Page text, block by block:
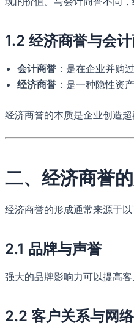
1.2 经济商誉与会
会计商誉 ：是在企业并购
经济商誉 ：是一种隐性资
经济商誉的本质是企业创造
二、经济商誉
经济商誉的形成通常来源于以
2.1 品牌与声誉
强大的品牌影响力可以提高
2.2 客户关系与网